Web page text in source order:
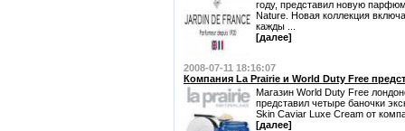
году, представил новую
Nature. Новая коллекция
кажды ...
[далее]
2008-07-11 18:16:07
Компания La Prairie и World Duty Free
Магазин World Duty Free
представил четыре баночки
Skin Caviar Luxe Cream от
[далее]